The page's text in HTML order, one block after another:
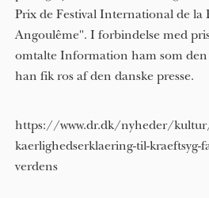
Prix de Festival International de la
Angoulême". I forbindelse med
omtalte Information ham som den
han fik ros af den danske presse.
https://www.dr.dk/nyheder/
kaerlighedserklaering-til-kraeftsyg-
verdens